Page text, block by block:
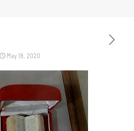
May 18, 2020